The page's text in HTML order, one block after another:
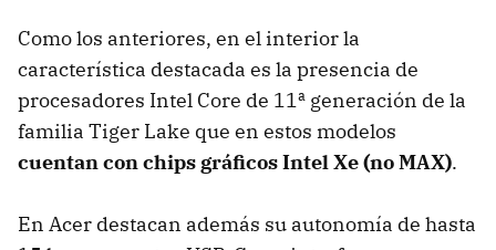
Como los anteriores, en el interior la
característica destacada es la presencia de
procesadores Intel Core de 11ª generación de la
familia Tiger Lake que en estos modelos
cuentan con chips gráficos Intel Xe (no MAX).
En Acer destacan además su autonomía de hasta